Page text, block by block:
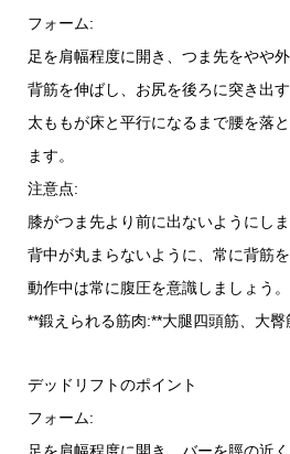
フォーム:
足を肩幅程度に開き、つま先をやや外
背筋を伸ばし、お尻を後ろに突き出
太ももが床と平行になるまで腰を落
ます。
注意点:
膝がつま先より前に出ないようにしま
背中が丸まらないように、常に背筋を
動作中は常に腹圧を意識しましょう。
**鍛えられる筋肉:**大腿四頭筋、大
デッドリフトのポイント
フォーム: